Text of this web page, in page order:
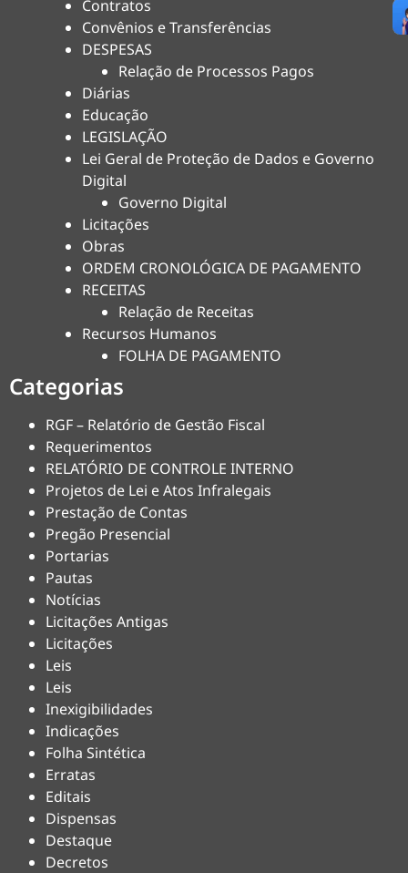
Contratos
Convênios e Transferências
DESPESAS
Relação de Processos Pagos
Diárias
Educação
LEGISLAÇÃO
Lei Geral de Proteção de Dados e Governo
Digital
Governo Digital
Licitações
Obras
ORDEM CRONOLÓGICA DE PAGAMENTO
RECEITAS
Relação de Receitas
Recursos Humanos
FOLHA DE PAGAMENTO
Categorias
RGF – Relatório de Gestão Fiscal
Requerimentos
RELATÓRIO DE CONTROLE INTERNO
Projetos de Lei e Atos Infralegais
Prestação de Contas
Pregão Presencial
Portarias
Pautas
Notícias
Licitações Antigas
Licitações
Leis
Leis
Inexigibilidades
Indicações
Folha Sintética
Erratas
Editais
Dispensas
Destaque
Decretos